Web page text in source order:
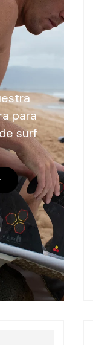
para
surf